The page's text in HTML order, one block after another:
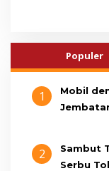
Populer
1
Mobil
2
Sambut
Serbu